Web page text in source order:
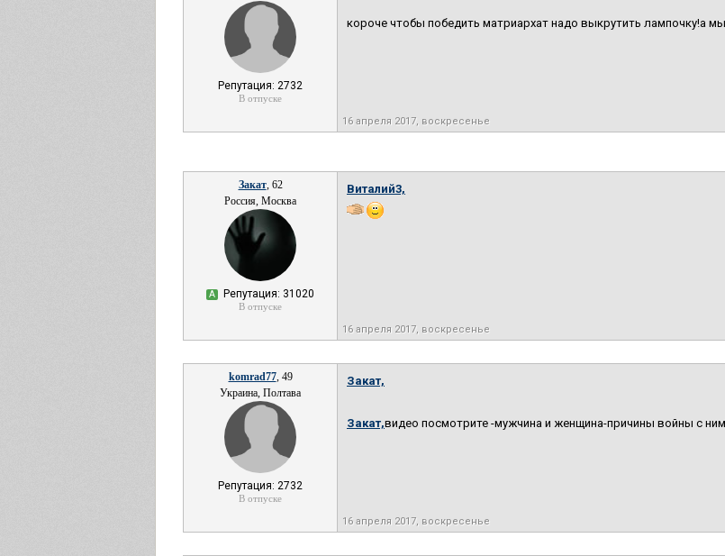
Репутация: 2732
В отпуске
короче чтобы победить матриархат надо выкрутить лампочку!а
16 апреля 2017, воскресенье
Закат, 62
Россия, Москва
А Репутация: 31020
В отпуске
Виталий3,
16 апреля 2017, воскресенье
komrad77, 49
Украина, Полтава
Репутация: 2732
В отпуске
Закат,
Закат,видео посмотрите -мужчина и женщина-причины войны с ним
16 апреля 2017, воскресенье